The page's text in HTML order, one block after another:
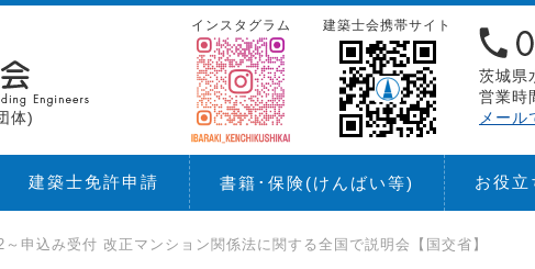
体)
茨城県
営業時
メール
建築士会携帯サイト
インスタグラム
建築士免許申請 書籍･保険(けんばい等) お役立
～申込み受付 改正マンション関係法に関する全国で説明会【国交省】